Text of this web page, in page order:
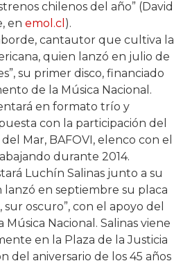
quien junto a su banda, L@s
disco en octubre, titulado
apoyo del sello discográfico
placa, en la que confluyen
y una lírica contingente, ha
especializada como “uno
chilenos del año” (David
enemol.cl).
cantautor que cultiva la
quien lanzó en julio de
su primer disco, financiado
de la Música Nacional.
en formato trío y
con la participación del
Mar, BAFOVI, elenco con el
durante 2014.